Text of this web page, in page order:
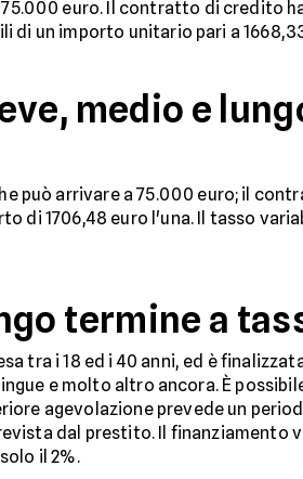
euro. Il contratto di credito
un importo unitario pari a
medio e
può arrivare a 75.000 euro; il
di 1706,48 euro l'una. Il tasso
termine a
tra i 18 ed i 40 anni, ed è
e molto altro ancora. È
agevolazione prevede un
dal prestito. Il finanziamento
il 2%.